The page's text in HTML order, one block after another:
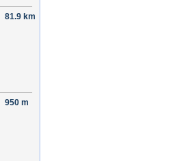
81.9 km
950 m